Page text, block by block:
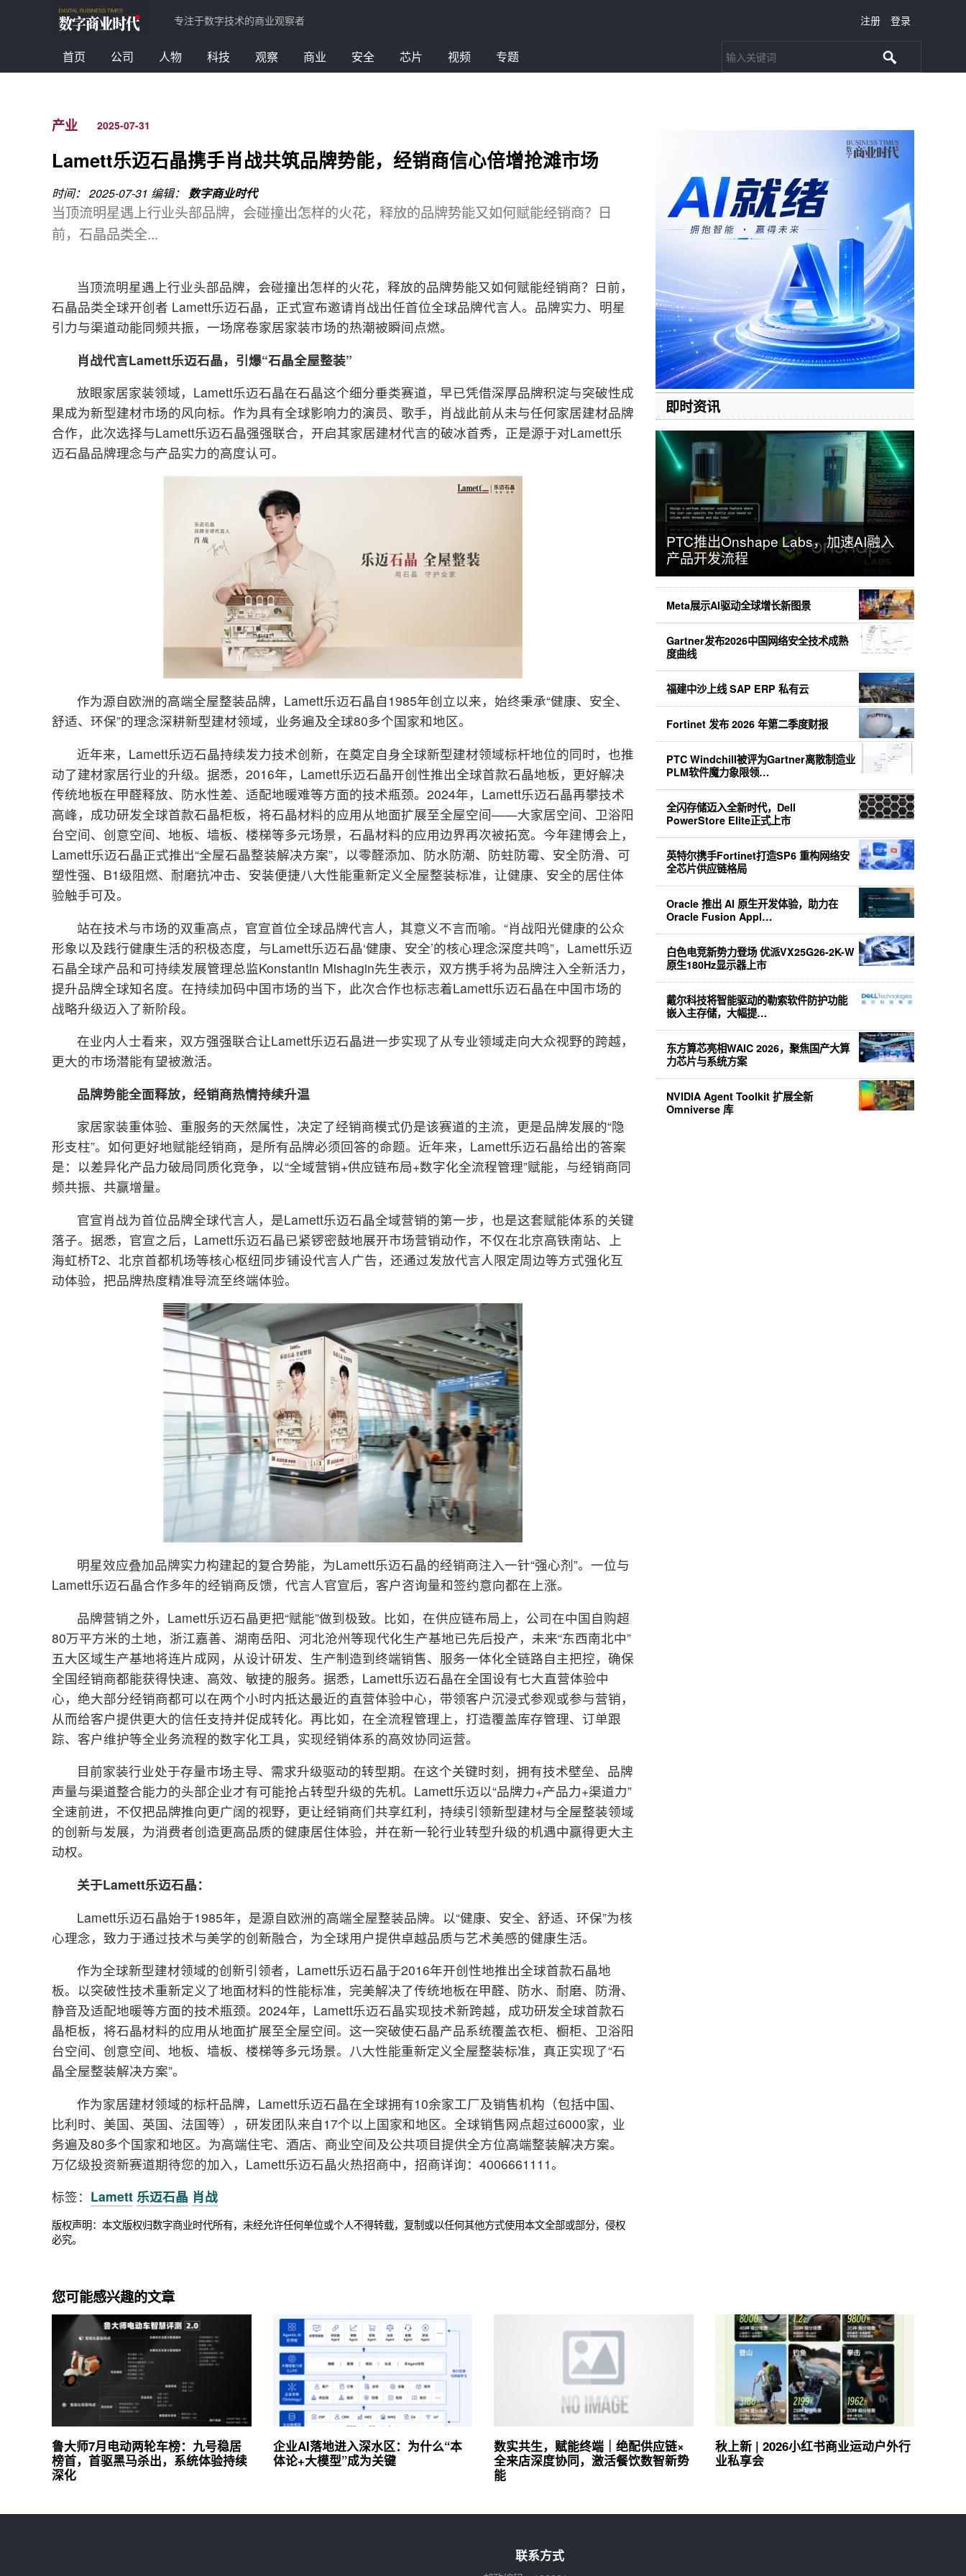
专注于数字技术的商业观察者 注册 登录
首页 公司 人物 科技 观察 商业 安全 芯片 视频 专题
产业 2025-07-31
Lamett乐迈石晶携手肖战共筑品牌势能，经销商信心倍增抢滩市场
时间： 2025-07-31 编辑： 数字商业时代
当顶流明星遇上行业头部品牌，会碰撞出怎样的火花，释放的品牌势能又如何赋能经销商？日
前，石晶品类全...
当顶流明星遇上行业头部品牌，会碰撞出怎样的火花，释放的品牌势能又如何赋能经销商？日前，
石晶品类全球开创者 Lamett乐迈石晶，正式宣布邀请肖战出任首位全球品牌代言人。品牌实力、明星
引力与渠道动能同频共振，一场席卷家居家装市场的热潮被瞬间点燃。
肖战代言Lamett乐迈石晶，引爆“石晶全屋整装”
放眼家居家装领域，Lamett乐迈石晶在石晶这个细分垂类赛道，早已凭借深厚品牌积淀与突破性成
果成为新型建材市场的风向标。作为具有全球影响力的演员、歌手，肖战此前从未与任何家居建材品牌
合作，此次选择与Lamett乐迈石晶强强联合，开启其家居建材代言的破冰首秀，正是源于对Lamett乐
迈石晶品牌理念与产品实力的高度认可。
作为源自欧洲的高端全屋整装品牌，Lamett乐迈石晶自1985年创立以来，始终秉承“健康、安全、
舒适、环保”的理念深耕新型建材领域，业务遍及全球80多个国家和地区。
近年来，Lamett乐迈石晶持续发力技术创新，在奠定自身全球新型建材领域标杆地位的同时，也推
动了建材家居行业的升级。据悉，2016年，Lamett乐迈石晶开创性推出全球首款石晶地板，更好解决
传统地板在甲醛释放、防水性差、适配地暖难等方面的技术瓶颈。2024年，Lamett乐迈石晶再攀技术
高峰，成功研发全球首款石晶柜板，将石晶材料的应用从地面扩展至全屋空间——大家居空间、卫浴阳
台空间、创意空间、地板、墙板、楼梯等多元场景，石晶材料的应用边界再次被拓宽。今年建博会上，
Lamett乐迈石晶正式推出“全屋石晶整装解决方案”，以零醛添加、防水防潮、防蛀防霉、安全防滑、可
塑性强、B1级阻燃、耐磨抗冲击、安装便捷八大性能重新定义全屋整装标准，让健康、安全的居住体
验触手可及。
站在技术与市场的双重高点，官宣首位全球品牌代言人，其意义不言而喻。“肖战阳光健康的公众
形象以及践行健康生活的积极态度，与Lamett乐迈石晶‘健康、安全’的核心理念深度共鸣”，Lamett乐迈
石晶全球产品和可持续发展管理总监Konstantin Mishagin先生表示，双方携手将为品牌注入全新活力，
提升品牌全球知名度。在持续加码中国市场的当下，此次合作也标志着Lamett乐迈石晶在中国市场的
战略升级迈入了新阶段。
在业内人士看来，双方强强联合让Lamett乐迈石晶进一步实现了从专业领域走向大众视野的跨越，
更大的市场潜能有望被激活。
品牌势能全面释放， 经销商热情持续升温
家居家装重体验、重服务的天然属性，决定了经销商模式仍是该赛道的主流，更是品牌发展的“隐
形支柱”。如何更好地赋能经销商，是所有品牌必须回答的命题。近年来，Lamett乐迈石晶给出的答案
是：以差异化产品力破局同质化竞争，以“全域营销+供应链布局+数字化全流程管理”赋能，与经销商同
频共振、共赢增量。
官宣肖战为首位品牌全球代言人，是Lamett乐迈石晶全域营销的第一步，也是这套赋能体系的关键
落子。据悉，官宣之后，Lamett乐迈石晶已紧锣密鼓地展开市场营销动作，不仅在北京高铁南站、上
海虹桥T2、北京首都机场等核心枢纽同步铺设代言人广告，还通过发放代言人限定周边等方式强化互
动体验，把品牌热度精准导流至终端体验。
明星效应叠加品牌实力构建起的复合势能，为Lamett乐迈石晶的经销商注入一针“强心剂”。一位与
Lamett乐迈石晶合作多年的经销商反馈，代言人官宣后，客户咨询量和签约意向都在上涨。
品牌营销之外，Lamett乐迈石晶更把“赋能”做到极致。比如，在供应链布局上，公司在中国自购超
80万平方米的土地，浙江嘉善、湖南岳阳、河北沧州等现代化生产基地已先后投产，未来“东西南北中”
五大区域生产基地将连片成网，从设计研发、生产制造到终端销售、服务一体化全链路自主把控，确保
全国经销商都能获得快速、高效、敏捷的服务。据悉，Lamett乐迈石晶在全国设有七大直营体验中
心，绝大部分经销商都可以在两个小时内抵达最近的直营体验中心，带领客户沉浸式参观或参与营销，
从而给客户提供更大的信任支持并促成转化。再比如，在全流程管理上，打造覆盖库存管理、订单跟
踪、客户维护等全业务流程的数字化工具，实现经销体系的高效协同运营。
目前家装行业处于存量市场主导、需求升级驱动的转型期。在这个关键时刻，拥有技术壁垒、品牌
声量与渠道整合能力的头部企业才有可能抢占转型升级的先机。Lamett乐迈以“品牌力+产品力+渠道力”
全速前进，不仅把品牌推向更广阔的视野，更让经销商们共享红利，持续引领新型建材与全屋整装领域
的创新与发展，为消费者创造更高品质的健康居住体验，并在新一轮行业转型升级的机遇中赢得更大主
动权。
关于Lamett乐迈石晶：
Lamett乐迈石晶始于1985年，是源自欧洲的高端全屋整装品牌。以“健康、安全、舒适、环保”为核
心理念，致力于通过技术与美学的创新融合，为全球用户提供卓越品质与艺术美感的健康生活。
作为全球新型建材领域的创新引领者，Lamett乐迈石晶于2016年开创性地推出全球首款石晶地
板。以突破性技术重新定义了地面材料的性能标准，完美解决了传统地板在甲醛、防水、耐磨、防滑、
静音及适配地暖等方面的技术瓶颈。2024年，Lamett乐迈石晶实现技术新跨越，成功研发全球首款石
晶柜板，将石晶材料的应用从地面扩展至全屋空间。这一突破使石晶产品系统覆盖衣柜、橱柜、卫浴阳
台空间、创意空间、地板、墙板、楼梯等多元场景。八大性能重新定义全屋整装标准，真正实现了“石
晶全屋整装解决方案”。
作为家居建材领域的标杆品牌，Lamett乐迈石晶在全球拥有10余家工厂及销售机构（包括中国、
比利时、美国、英国、法国等），研发团队来自17个以上国家和地区。全球销售网点超过6000家，业
务遍及80多个国家和地区。为高端住宅、酒店、商业空间及公共项目提供全方位高端整装解决方案。
万亿级投资新赛道期待您的加入，Lamett乐迈石晶火热招商中，招商详询：4006661111。
标签： Lamett 乐迈石晶 肖战
版权声明：本文版权归数字商业时代所有，未经允许任何单位或个人不得转载，复制或以任何其他方式使用本文全部或部分，侵权
必究。
即时资讯
PTC推出Onshape Labs，加速AI融入
产品开发流程
Meta展示AI驱动全球增长新图景
Gartner发布2026中国网络安全技术成熟
度曲线
福建中沙上线 SAP ERP 私有云
Fortinet 发布 2026 年第二季度财报
PTC Windchill被评为Gartner离散制造业
PLM软件魔力象限领…
全闪存储迈入全新时代，Dell
PowerStore Elite正式上市
英特尔携手Fortinet打造SP6 重构网络安
全芯片供应链格局
Oracle 推出 AI 原生开发体验，助力在
Oracle Fusion Appl…
白色电竞新势力登场 优派VX25G26-2K-W
原生180Hz显示器上市
戴尔科技将智能驱动的勒索软件防护功能
嵌入主存储，大幅提…
东方算芯亮相WAIC 2026，聚焦国产大算
力芯片与系统方案
NVIDIA Agent Toolkit 扩展全新
Omniverse 库
您可能感兴趣的文章
鲁大师7月电动两轮车榜：九号稳居
榜首，首驱黑马杀出，系统体验持续
深化
企业AI落地进入深水区：为什么“本
体论+大模型”成为关键
数实共生，赋能终端｜绝配供应链×
全来店深度协同，激活餐饮数智新势
能
秋上新 | 2026小红书商业运动户外行
业私享会
联系方式